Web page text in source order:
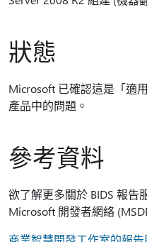
狀態
Microsoft 已確認這是「適
產品中的問題。
參考資料
欲了解更多關於 BIDS 報告
Microsoft 開發者網絡